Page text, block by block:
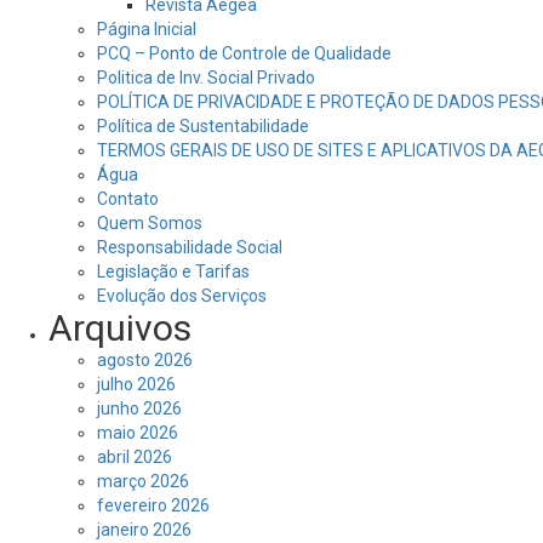
Revista Aegea
Página Inicial
PCQ – Ponto de Controle de Qualidade
Politica de Inv. Social Privado
POLÍTICA DE PRIVACIDADE E PROTEÇÃO DE DADOS
Política de Sustentabilidade
TERMOS GERAIS DE USO DE SITES E APLICATIVOS DA
Água
Contato
Quem Somos
Responsabilidade Social
Legislação e Tarifas
Evolução dos Serviços
Arquivos
agosto 2026
julho 2026
junho 2026
maio 2026
abril 2026
março 2026
fevereiro 2026
janeiro 2026